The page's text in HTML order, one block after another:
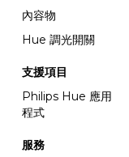
內容物
Hue 調光開關
支援項目
Philips Hue 應用
程式
服務